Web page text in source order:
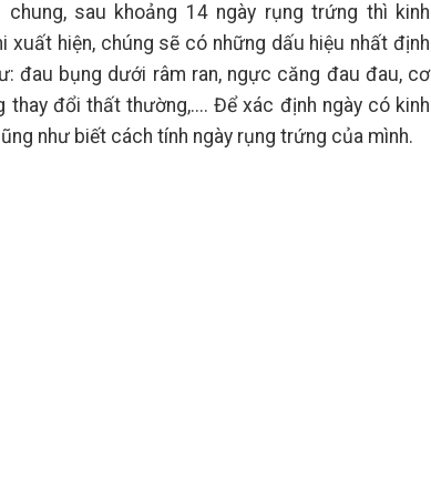
sau khoảng 14 ngày rụng trứng thì kinh
hiện, chúng sẽ có những dấu hiệu nhất định
đau bụng dưới râm ran, ngực căng đau đau, cơ
đổi thất thường,.... Để xác định ngày có kinh
như biết cách tính ngày rụng trứng của mình.